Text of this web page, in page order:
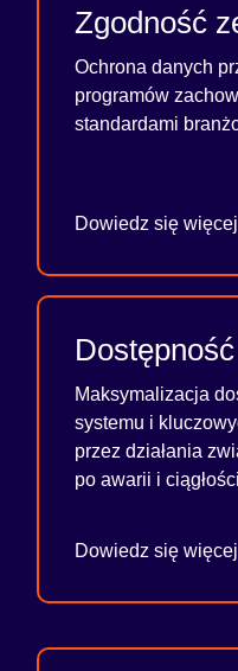
Zgodność
Ochrona danych
programów
standardami
Dowiedz się więcej
Dostępność
Maksymalizacja
systemu i
przez działania
po awarii i
Dowiedz się więcej